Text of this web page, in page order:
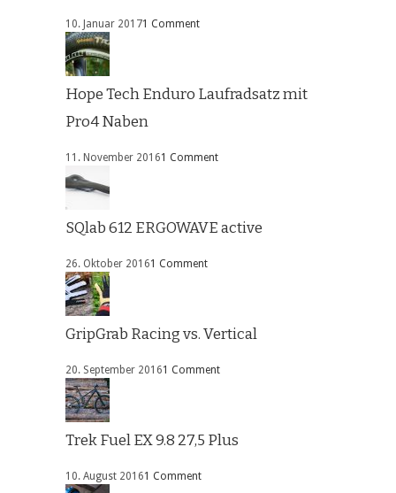
10. Januar 20171 Comment
Hope Tech Enduro Laufradsatz mit
Pro4 Naben
11. November 20161 Comment
SQlab 612 ERGOWAVE active
26. Oktober 20161 Comment
GripGrab Racing vs. Vertical
20. September 20161 Comment
Trek Fuel EX 9.8 27,5 Plus
10. August 20161 Comment